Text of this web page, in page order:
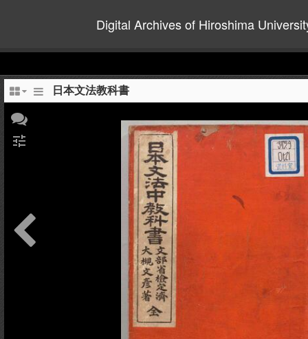
Digital Archives of Hiroshima
日本文法教科書
tune